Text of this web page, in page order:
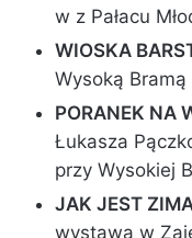
w z Pałacu
WIOSKA
Wysoką Bramą
PORANEK NA
Łukasza
przy Wysokiej
JAK JEST
wystawa w